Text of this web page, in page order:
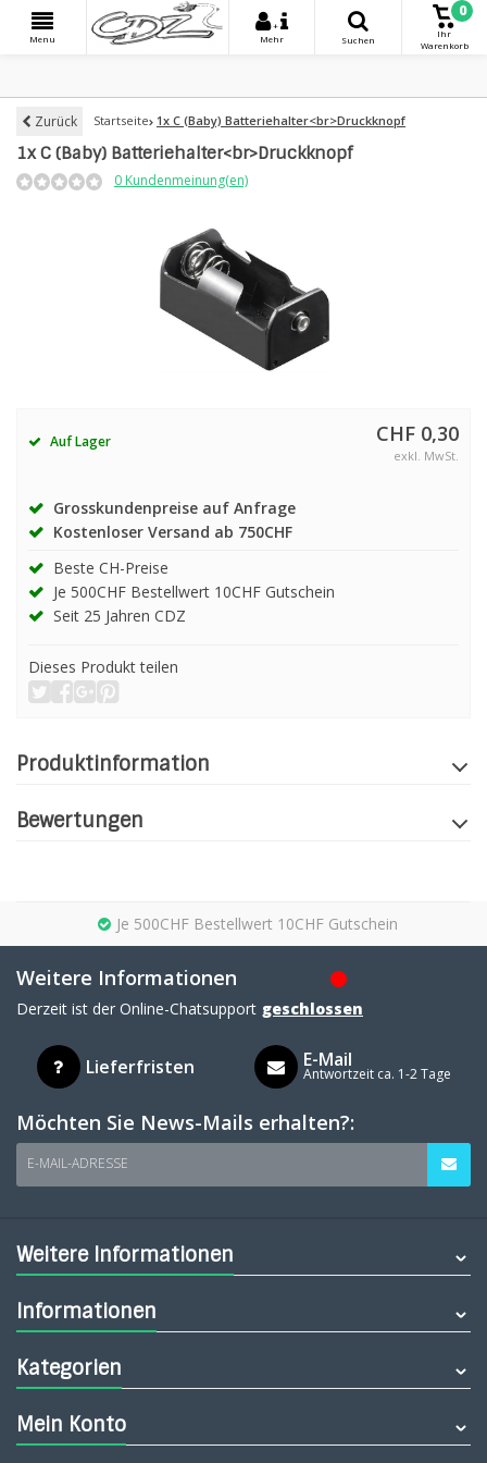
Menu
+
Mehr
Suchen
0
Ihr
Warenkorb
Zurück Startseite 1x C (Baby) Batteriehalter<br>Druckknopf
1x C (Baby) Batteriehalter<br>Druckknopf
0 Kundenmeinung(en)
Auf Lager CHF 0,30
exkl. MwSt.
Grosskundenpreise auf Anfrage
Kostenloser Versand ab 750CHF
Beste CH-Preise
Je 500CHF Bestellwert 10CHF Gutschein
Seit 25 Jahren CDZ
Dieses Produkt teilen
Produktinformation
Bewertungen
Je 500CHF Bestellwert 10CHF Gutschein
Weitere Informationen
Derzeit ist der Online-Chatsupport geschlossen
Lieferfristen E-Mail
Antwortzeit ca. 1-2 Tage
Möchten Sie News-Mails erhalten?:
E-MAIL-ADRESSE
Weitere Informationen
Informationen
Kategorien
Mein Konto